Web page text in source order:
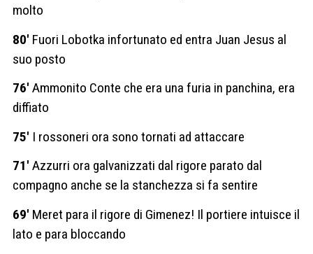
molto
80′ Fuori Lobotka infortunato ed entra Juan Jesus al
suo posto
76′ Ammonito Conte che era una furia in panchina, era
diffiato
75′ I rossoneri ora sono tornati ad attaccare
71′ Azzurri ora galvanizzati dal rigore parato dal
compagno anche se la stanchezza si fa sentire
69′ Meret para il rigore di Gimenez! Il portiere intuisce il
lato e para bloccando